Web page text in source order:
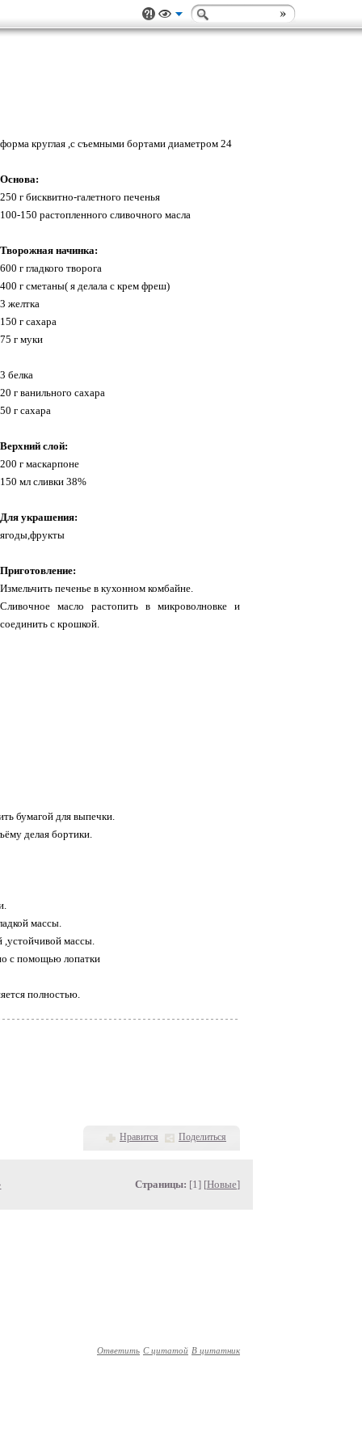
форма круглая ,с съемными бортами диаметром 24
Основа:
250 г бисквитно-галетного печенья
100-150 растопленного сливочного масла
Творожная начинка:
600 г гладкого творога
400 г сметаны( я делала с крем фреш)
3 желтка
150 г сахара
75 г муки
3 белка
20 г ванильного сахара
50 г сахара
Верхний слой:
200 г маскарпоне
150 мл сливки 38%
Для украшения:
ягоды,фрукты
Приготовление:
Измельчить печенье в кухонном комбайне.
Сливочное масло растопить в микроволновке и
соединить с крошкой.
бумагой для выпечки.
делая бортики.
массы.
,устойчивой массы.
с помощью лопатки
полностью.
Нравится Поделиться
Страницы: [1] [Новые]
Ответить С цитатой В цитатник